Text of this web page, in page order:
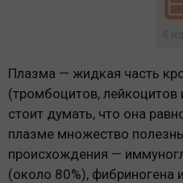
Плазма — жидкая часть
(тромбоцитов,
стоит думать, что она
плазме множество
происхождения —
(около 80%), фибриногена